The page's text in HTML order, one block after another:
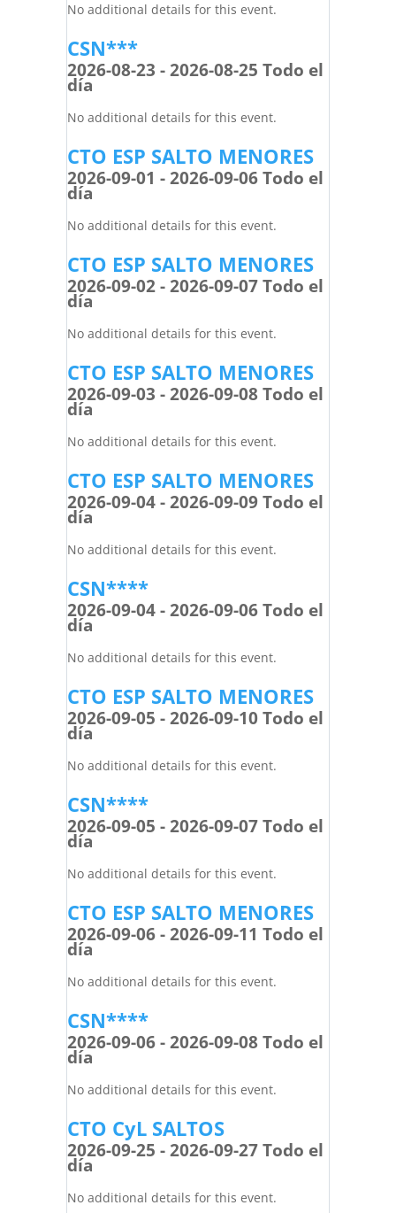
No additional details for this event.
CSN***
2026-08-23 - 2026-08-25 Todo el
día
No additional details for this event.
CTO ESP SALTO MENORES
2026-09-01 - 2026-09-06 Todo el
día
No additional details for this event.
CTO ESP SALTO MENORES
2026-09-02 - 2026-09-07 Todo el
día
No additional details for this event.
CTO ESP SALTO MENORES
2026-09-03 - 2026-09-08 Todo el
día
No additional details for this event.
CTO ESP SALTO MENORES
2026-09-04 - 2026-09-09 Todo el
día
No additional details for this event.
CSN****
2026-09-04 - 2026-09-06 Todo el
día
No additional details for this event.
CTO ESP SALTO MENORES
2026-09-05 - 2026-09-10 Todo el
día
No additional details for this event.
CSN****
2026-09-05 - 2026-09-07 Todo el
día
No additional details for this event.
CTO ESP SALTO MENORES
2026-09-06 - 2026-09-11 Todo el
día
No additional details for this event.
CSN****
2026-09-06 - 2026-09-08 Todo el
día
No additional details for this event.
CTO CyL SALTOS
2026-09-25 - 2026-09-27 Todo el
día
No additional details for this event.